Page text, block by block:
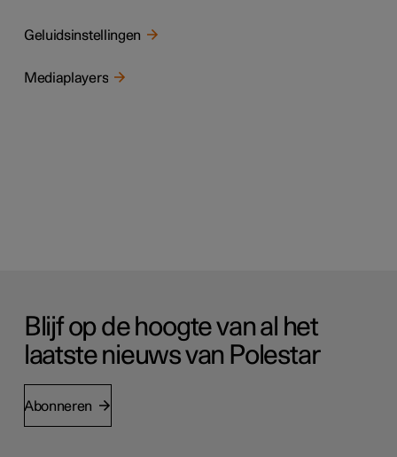
Geluidsinstellingen
Mediaplayers
Blijf op de hoogte van al het
laatste nieuws van Polestar
Abonneren